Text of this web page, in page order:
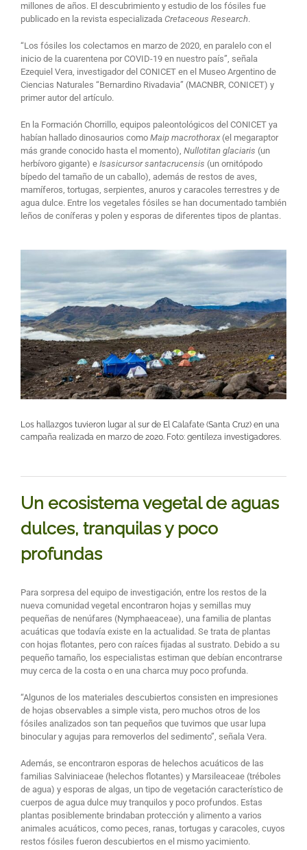
millones de años. El descubrimiento y estudio de los fósiles fue
publicado en la revista especializada Cretaceous Research.
“Los fósiles los colectamos en marzo de 2020, en paralelo con el
inicio de la cuarentena por COVID-19 en nuestro país”, señala
Ezequiel Vera, investigador del CONICET en el Museo Argentino de
Ciencias Naturales “Bernardino Rivadavia” (MACNBR, CONICET) y
primer autor del artículo.
En la Formación Chorrillo, equipos paleontológicos del CONICET ya
habían hallado dinosaurios como Maip macrothorax(el megaraptor
más grande conocido hasta el momento), Nullotitan glaciaris (un
herbívoro gigante) e Isasicursor santacrucensis (un ornitópodo
bípedo del tamaño de un caballo), además de restos de aves,
mamíferos, tortugas, serpientes, anuros y caracoles terrestres y de
agua dulce. Entre los vegetales fósiles se han documentado también
leños de coníferas y polen y esporas de diferentes tipos de plantas.
Los hallazgos tuvieron lugar al sur de El Calafate (Santa Cruz) en una
campaña realizada en marzo de 2020. Foto: gentileza investigadores.
Un ecosistema vegetal de aguas
dulces, tranquilas y poco
profundas
Para sorpresa del equipo de investigación, entre los restos de la
nueva comunidad vegetal encontraron hojas y semillas muy
pequeñas de nenúfares (Nymphaeaceae), una familia de plantas
acuáticas que todavía existe en la actualidad. Se trata de plantas
con hojas flotantes, pero con raíces fijadas al sustrato. Debido a su
pequeño tamaño, los especialistas estiman que debían encontrarse
muy cerca de la costa o en una charca muy poco profunda.
“Algunos de los materiales descubiertos consisten en impresiones
de hojas observables a simple vista, pero muchos otros de los
fósiles analizados son tan pequeños que tuvimos que usar lupa
binocular y agujas para removerlos del sedimento”, señala Vera.
Además, se encontraron esporas de helechos acuáticos de las
familias Salviniaceae (helechos flotantes) y Marsileaceae (tréboles
de agua) y esporas de algas, un tipo de vegetación característico de
cuerpos de agua dulce muy tranquilos y poco profundos. Estas
plantas posiblemente brindaban protección y alimento a varios
animales acuáticos, como peces, ranas, tortugas y caracoles, cuyos
restos fósiles fueron descubiertos en el mismo yacimiento.